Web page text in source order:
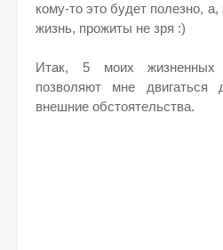
кому-то это будет полезно,
жизнь, прожиты не зря :)
Итак, 5 моих жизненных
позволяют мне двигаться
внешние обстоятельства.